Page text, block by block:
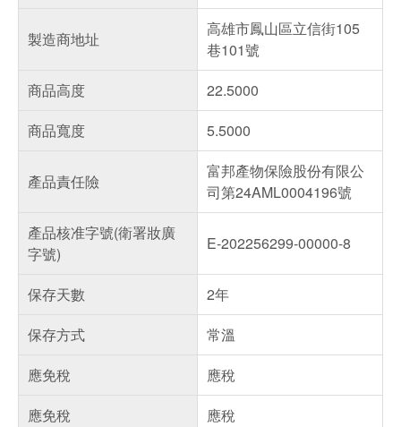
製造商地址
高雄市鳳山區立信街105
巷101號
商品高度
22.5000
商品寬度
5.5000
產品責任險
富邦產物保險股份有限公
司第24AML0004196號
產品核准字號(衛署妝廣
字號)
E-202256299-00000-8
保存天數
2年
保存方式
常溫
應免稅
應稅
應免稅
應稅